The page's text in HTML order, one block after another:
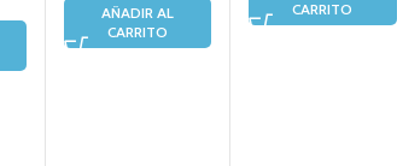
AÑADIR AL
CARRITO
CARRITO